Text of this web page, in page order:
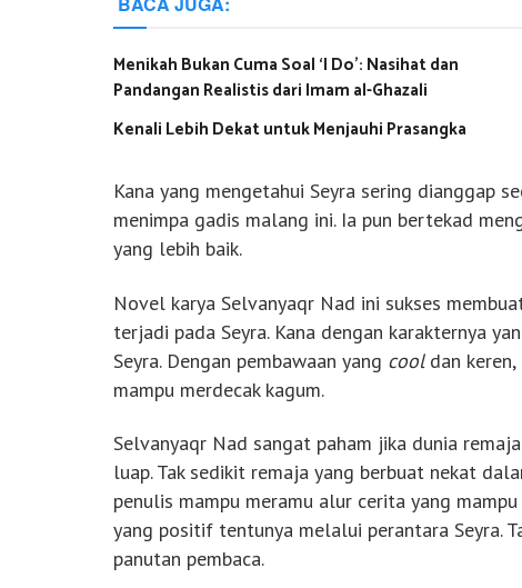
Menikah Bukan Cuma Soal ‘I Do’: Nasihat dan
Pandangan Realistis dari Imam al-Ghazali
Kenali Lebih Dekat untuk Menjauhi Prasangka
Kana yang mengetahui Seyra sering dianggap
menimpa gadis malang ini. Ia pun bertekad
yang lebih baik.
Novel karya Selvanyaqr Nad ini sukses
terjadi pada Seyra. Kana dengan karakternya
Seyra. Dengan pembawaan yang cooldan keren,
mampu merdecak kagum.
Selvanyaqr Nad sangat paham jika dunia
luap. Tak sedikit remaja yang berbuat nekat
penulis mampu meramu alur cerita yang
yang positif tentunya melalui perantara Seyra.
panutan pembaca.